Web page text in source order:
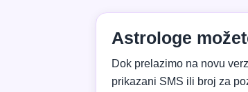
Astrologe
Dok prelazimo na novu
prikazani SMS ili broj za